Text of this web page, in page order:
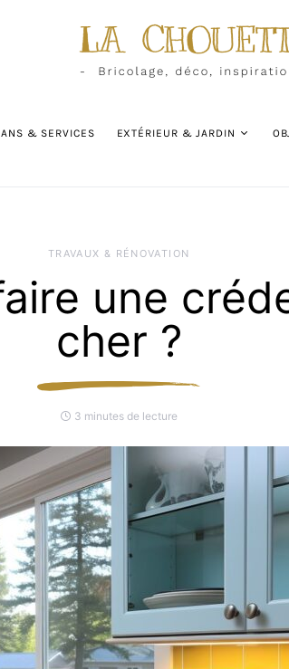
& SERVICES EXTÉRIEUR & JARDIN
TRAVAUX & RÉNOVATION
une
cher ?
3 minutes de lecture